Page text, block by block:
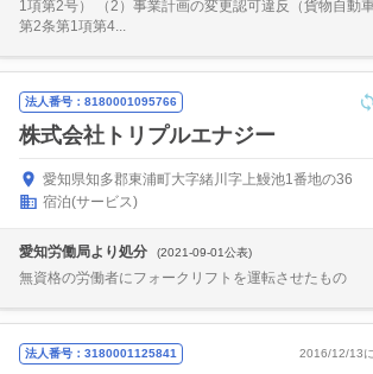
1項第2号） （2）事業計画の変更認可違反（貨物自動
第2条第1項第4...
法人番号：8180001095766
株式会社トリプルエナジー
愛知県知多郡東浦町大字緒川字上鰻池1番地の36
宿泊(サービス)
愛知労働局より処分 (2021-09-01公表)
無資格の労働者にフォークリフトを運転させたもの
法人番号：3180001125841 2016/12/13